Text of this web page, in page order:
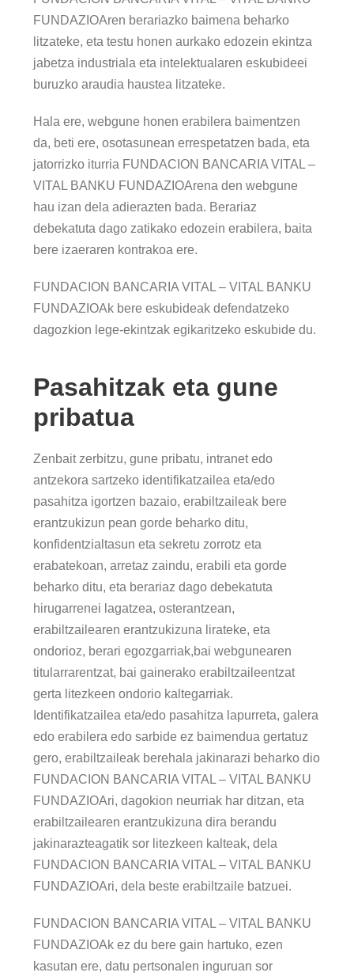
FUNDAZIOAren berariazko baimena beharko
litzateke, eta testu honen aurkako edozein ekintza
jabetza industriala eta intelektualaren eskubideei
buruzko araudia haustea litzateke.
Hala ere, webgune honen erabilera baimentzen
da, beti ere, osotasunean errespetatzen bada, eta
jatorrizko iturria FUNDACION BANCARIA VITAL –
VITAL BANKU FUNDAZIOArena den webgune
hau izan dela adierazten bada. Berariaz
debekatuta dago zatikako edozein erabilera, baita
bere izaeraren kontrakoa ere.
FUNDACION BANCARIA VITAL – VITAL BANKU
FUNDAZIOAk bere eskubideak defendatzeko
dagozkion lege-ekintzak egikaritzeko eskubide du.
Pasahitzak eta gune
pribatua
Zenbait zerbitzu, gune pribatu, intranet edo
antzekora sartzeko identifikatzailea eta/edo
pasahitza igortzen bazaio, erabiltzaileak bere
erantzukizun pean gorde beharko ditu,
konfidentzialtasun eta sekretu zorrotz eta
erabatekoan, arretaz zaindu, erabili eta gorde
beharko ditu, eta berariaz dago debekatuta
hirugarrenei lagatzea, osterantzean,
erabiltzailearen erantzukizuna lirateke, eta
ondorioz, berari egozgarriak,bai webgunearen
titularrarentzat, bai gainerako erabiltzaileentzat
gerta litezkeen ondorio kaltegarriak.
Identifikatzailea eta/edo pasahitza lapurreta, galera
edo erabilera edo sarbide ez baimendua gertatuz
gero, erabiltzaileak berehala jakinarazi beharko dio
FUNDACION BANCARIA VITAL – VITAL BANKU
FUNDAZIOAri, dagokion neurriak har ditzan, eta
erabiltzailearen erantzukizuna dira berandu
jakinarazteagatik sor litezkeen kalteak, dela
FUNDACION BANCARIA VITAL – VITAL BANKU
FUNDAZIOAri, dela beste erabiltzaile batzuei.
FUNDACION BANCARIA VITAL – VITAL BANKU
FUNDAZIOAk ez du bere gain hartuko, ezen
kasutan ere, datu pertsonalen inguruan sor